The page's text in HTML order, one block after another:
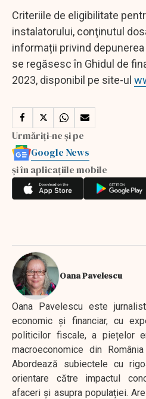
Criteriile de eligibilitate
instalatorului, conţinutul
informații privind
se regăsesc în Ghidul de
2023, disponibil pe site-ul
Urmăriți-ne și pe
Google News
și în aplicațiile mobile
Oana Pavelescu
Oana Pavelescu este
economic și financiar, cu
politicilor fiscale, a piețelor
macroeconomice din
Abordează subiectele cu
orientare către impactul
afaceri și asupra populației.